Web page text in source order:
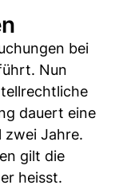
bei
Nun
dauert eine
zwei Jahre.
gilt die
heisst.